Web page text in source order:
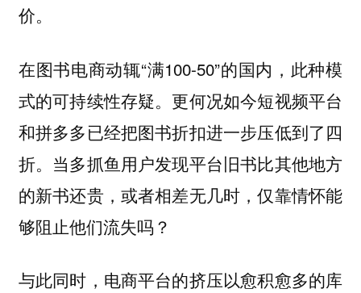
价。
在图书电商动辄“满100-50”的国内，此种模
式的可持续性存疑。更何况如今短视频平台
和拼多多已经把图书折扣进一步压低到了四
折。当多抓鱼用户发现平台旧书比其他地方
的新书还贵，或者相差无几时，仅靠情怀能
够阻止他们流失吗？
与此同时，电商平台的挤压以愈积愈多的库